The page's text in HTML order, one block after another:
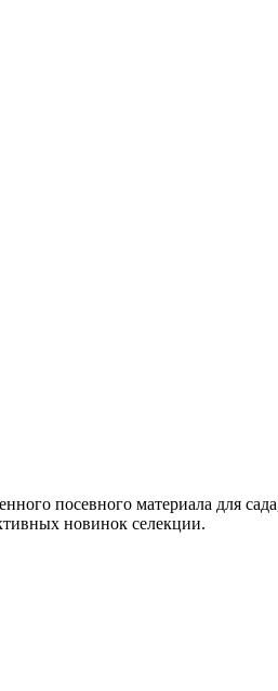
посевного материала для
новинок селекции.